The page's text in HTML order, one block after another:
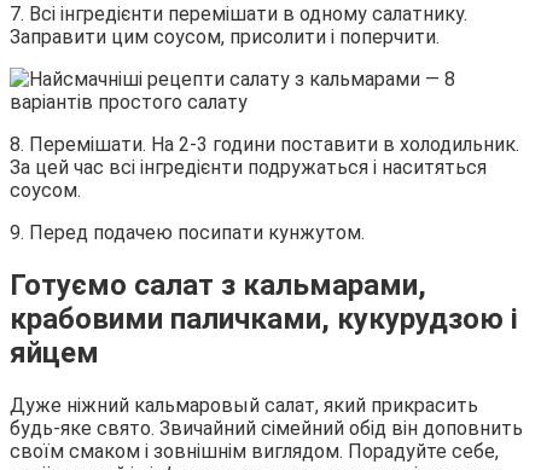
7. Всі інгредієнти перемішати в одному салатнику.
Заправити цим соусом, присолити і поперчити.
8. Перемішати. На 2-3 години поставити в холодильник.
За цей час всі інгредієнти подружаться і наситяться
соусом.
9. Перед подачею посипати кунжутом.
Готуємо салат з кальмарами,
крабовими паличками, кукурудзою і
яйцем
Дуже ніжний кальмаровый салат, який прикрасить
будь-яке свято. Звичайний сімейний обід він доповнить
своїм смаком і зовнішнім виглядом. Порадуйте себе,